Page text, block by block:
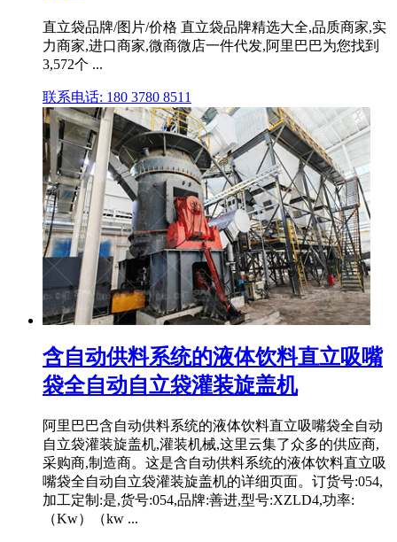
直立袋品牌/图片/价格 直立袋品牌精选大全,品质商家,实
力商家,进口商家,微商微店一件代发,阿里巴巴为您找到
3,572个 ...
联系电话: 180 3780 8511
含自动供料系统的液体饮料直立吸嘴
袋全自动自立袋灌装旋盖机
阿里巴巴含自动供料系统的液体饮料直立吸嘴袋全自动
自立袋灌装旋盖机,灌装机械,这里云集了众多的供应商,
采购商,制造商。这是含自动供料系统的液体饮料直立吸
嘴袋全自动自立袋灌装旋盖机的详细页面。订货号:054,
加工定制:是,货号:054,品牌:善进,型号:XZLD4,功率:
（Kw）（kw ...